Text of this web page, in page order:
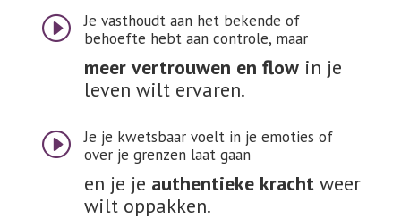
I
Je vasthoudt aan het bekende of
behoefte hebt aan controle, maar
meer vertrouwen en flowin je
leven wilt ervaren.
I
Je je kwetsbaar voelt in je emoties of
over je grenzen laat gaan
en je je authentieke krachtweer
wilt oppakken.